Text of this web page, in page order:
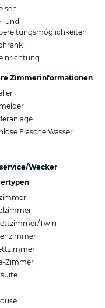
und
Zimmerinformationen
Flasche Wasser
Wecker
Twin
Zimmer